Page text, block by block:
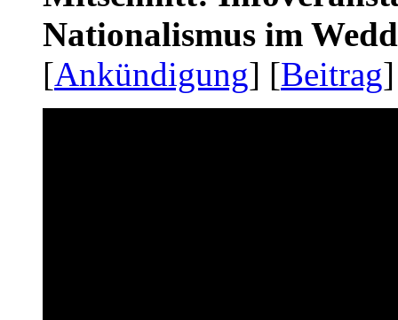
Nationalismus im
[Ankündigung] [Beitrag